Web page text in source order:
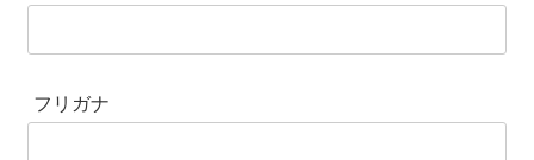
フリガナ